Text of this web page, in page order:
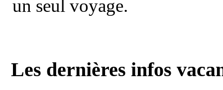
un seul voyage.
Les dernières infos